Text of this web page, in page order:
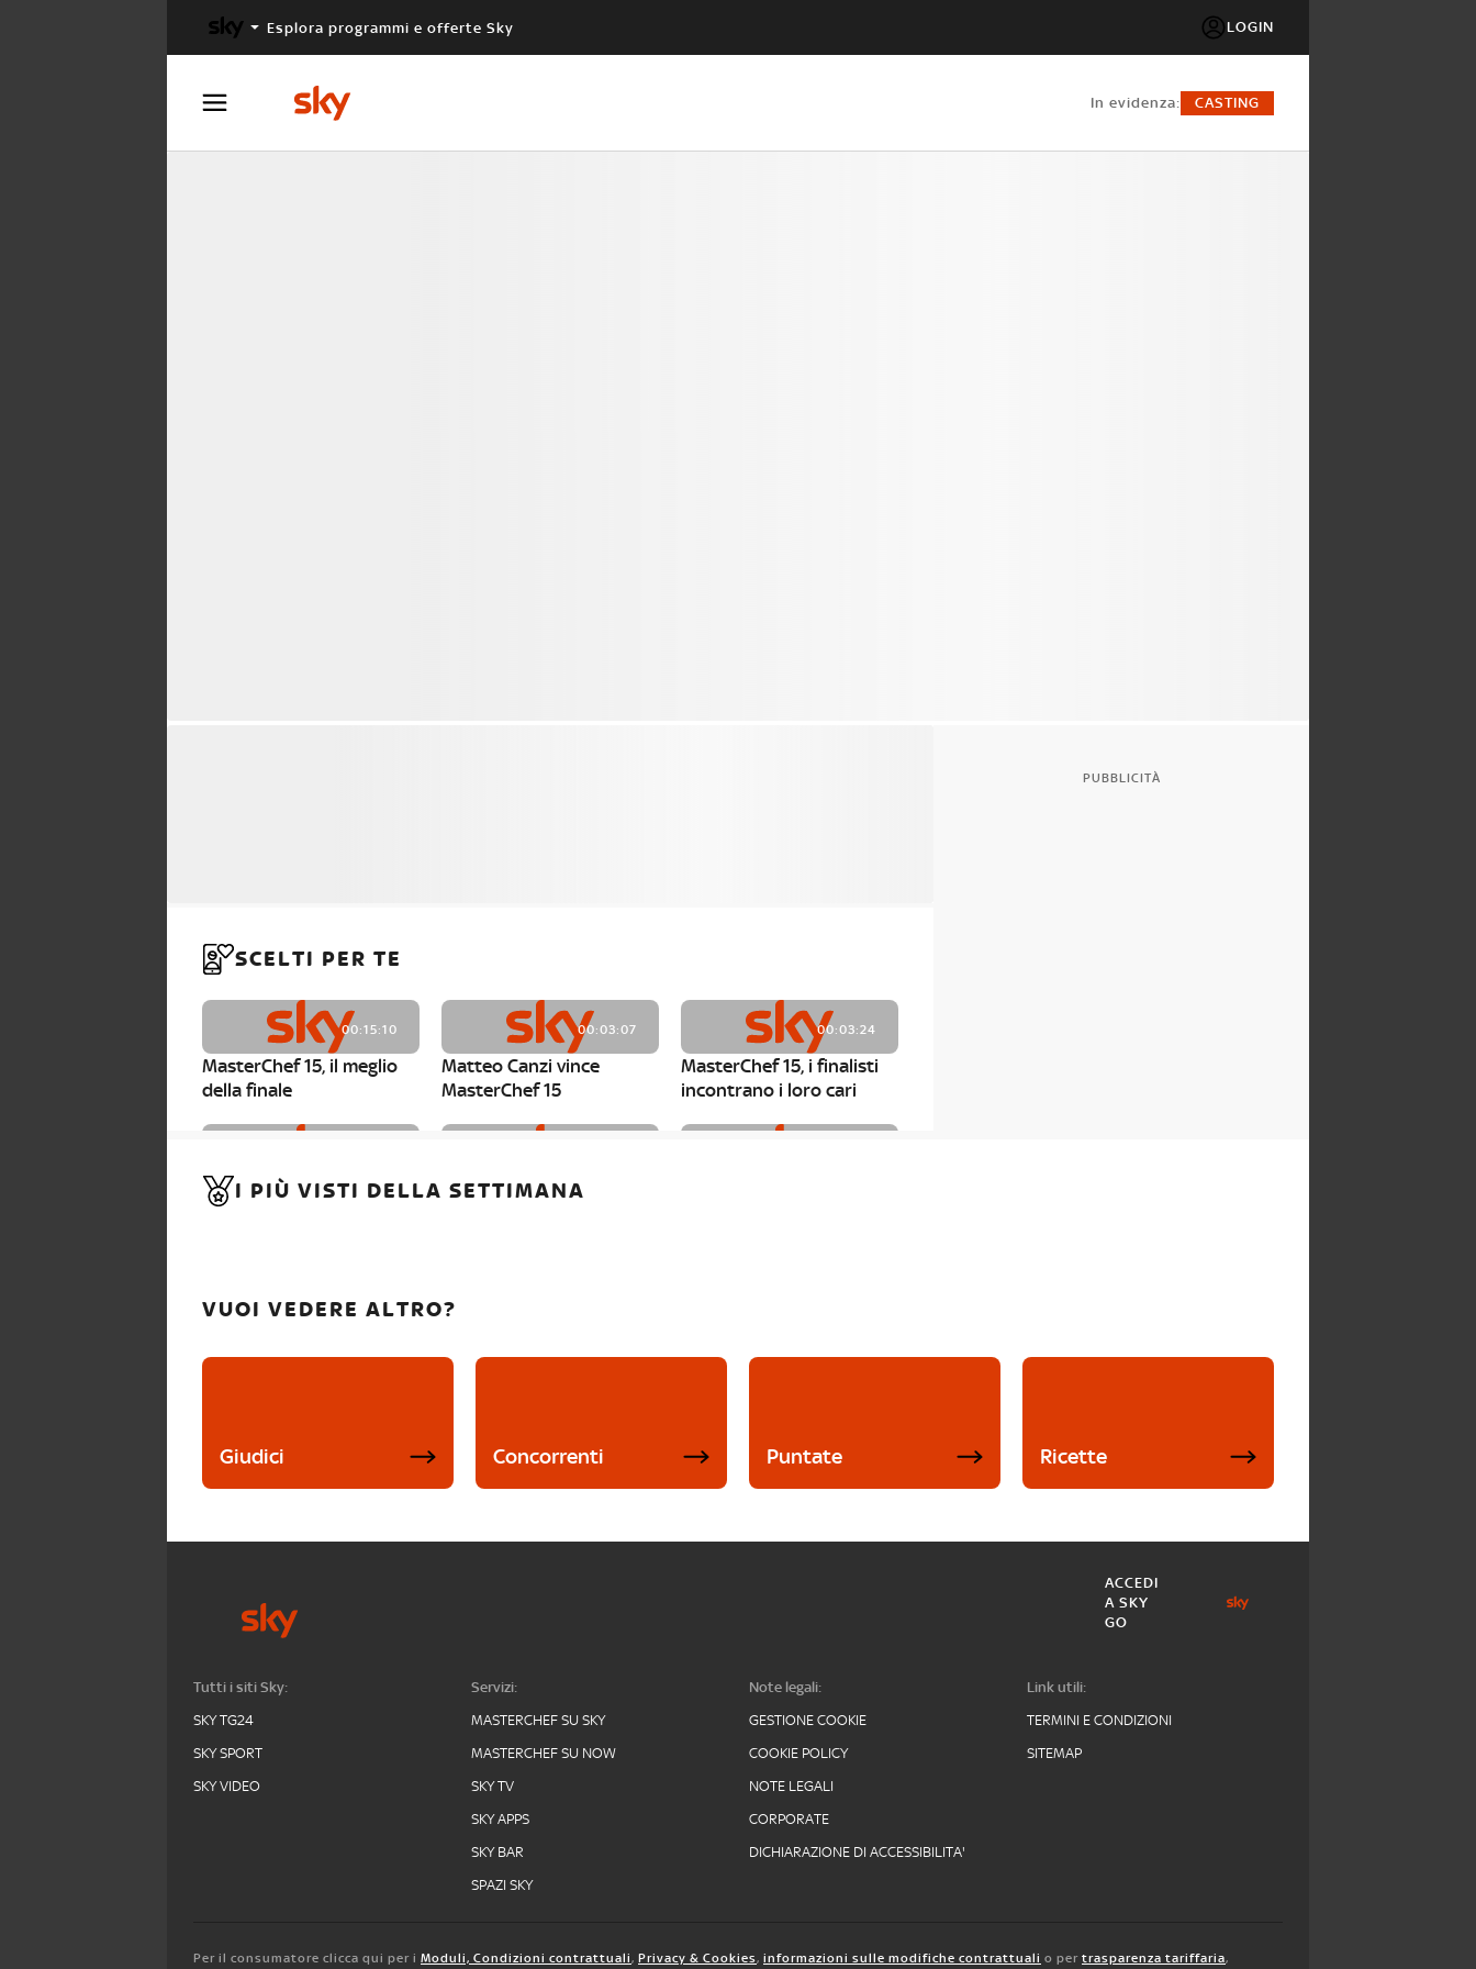
Esplora programmi e offerte Sky LOGIN
in evidenza: CASTING
SCELTI PER TE
00:15:10
MasterChef 15, il meglio
della finale
00:03:07
Matteo Canzi vince
MasterChef 15
00:03:24
MasterChef 15, i finalisti
incontrano i loro cari
MasterChef 15, Carlotta è
MasterChef 15, Matteo
PUBBLICITÀ
I PIÙ VISTI DELLA SETTIMANA
VUOI VEDERE ALTRO?
Giudici Concorrenti Puntate Ricette
ACCEDI
A SKY
GO
Tutti i siti Sky:
SKY TG24
SKY SPORT
SKY VIDEO
Servizi:
MASTERCHEF SU SKY
MASTERCHEF SU NOW
SKY TV
SKY APPS
SKY BAR
SPAZI SKY
Note legali:
GESTIONE COOKIE
COOKIE POLICY
NOTE LEGALI
CORPORATE
DICHIARAZIONE DI ACCESSIBILITA'
Link utili:
TERMINI E CONDIZIONI
SITEMAP
Per il consumatore clicca qui per i Moduli, Condizioni contrattuali, Privacy & Cookies, informazioni sulle modifiche contrattuali o per trasparenza tariffaria,